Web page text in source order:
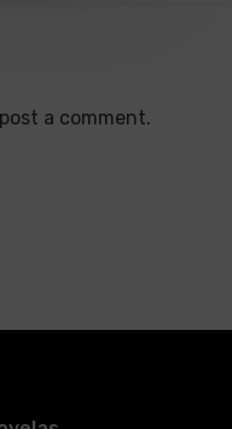
a comment.